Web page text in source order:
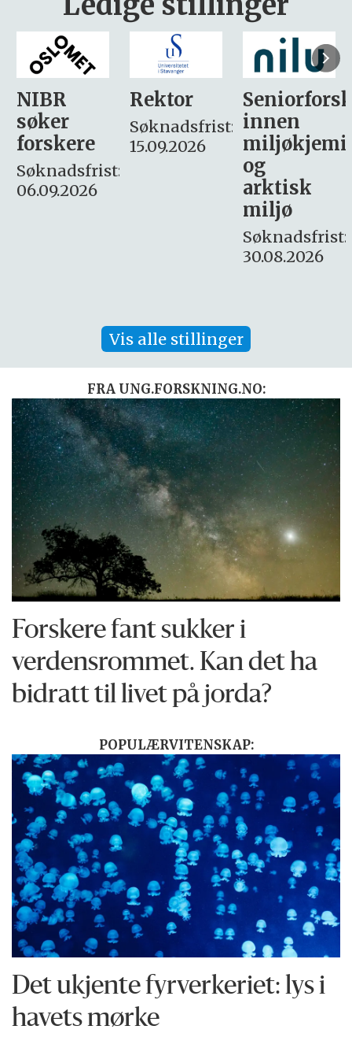
Rektor
Søknadsfrist:
15.09.2026
Seniorforsker
innen
miljøkjemi
søker
– fast
Søknadsfrist:
16. august.
Vis alle stillinger
FRA UNG.FORSKNING.NO:
Forskere fant sukker i
verdensrommet. Kan det ha
bidratt til livet på jorda?
POPULÆRVITENSKAP:
Det ukjente fyrverkeriet: lys i
havets mørke